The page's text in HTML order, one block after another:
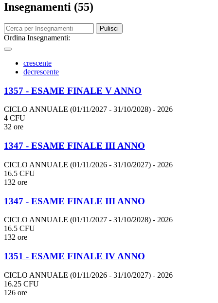
Insegnamenti (55)
Pulisci
Ordina Insegnamenti:
crescente
decrescente
1357 - ESAME FINALE V ANNO
CICLO ANNUALE (01/11/2027 - 31/10/2028) - 2026
4 CFU
32 ore
1347 - ESAME FINALE III ANNO
CICLO ANNUALE (01/11/2026 - 31/10/2027) - 2026
16.5 CFU
132 ore
1347 - ESAME FINALE III ANNO
CICLO ANNUALE (01/11/2027 - 31/10/2028) - 2026
16.5 CFU
132 ore
1351 - ESAME FINALE IV ANNO
CICLO ANNUALE (01/11/2026 - 31/10/2027) - 2026
16.25 CFU
126 ore